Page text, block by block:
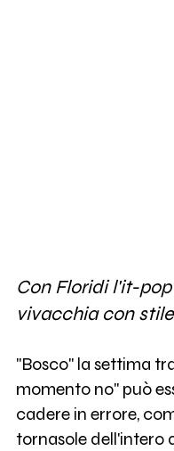
Con Floridi l'it-
vivacchia con stile
"Bosco" la settima
momento no" può
cadere in errore,
tornasole dell'intero